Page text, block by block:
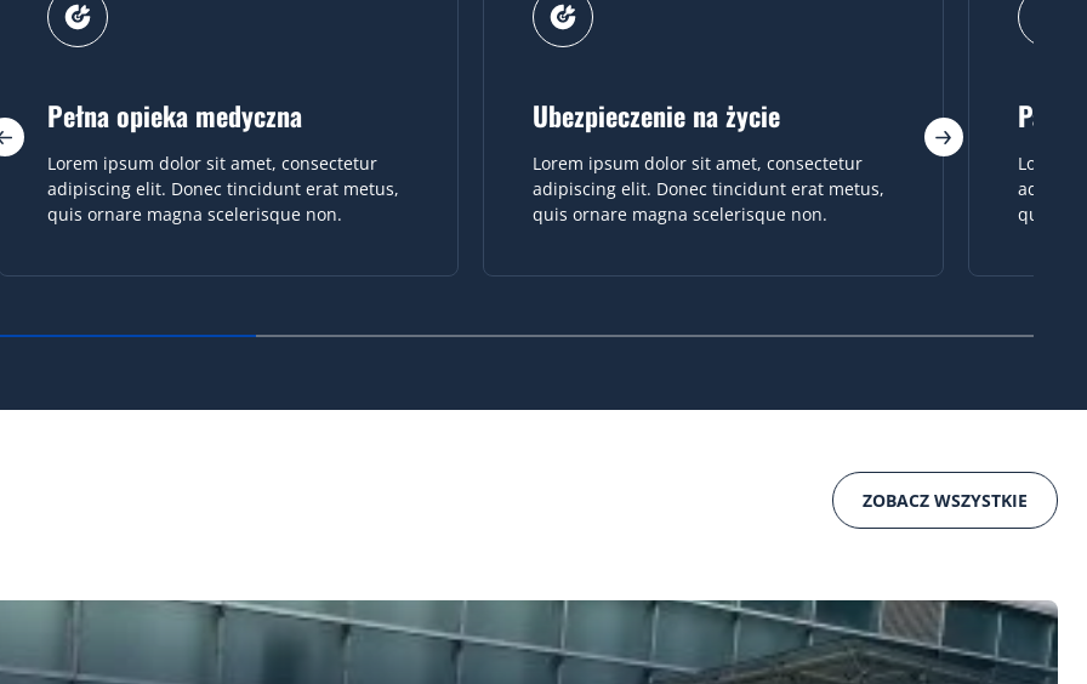
Ubezpieczenie na życie
Lorem ipsum dolor sit amet, consectetur
adipiscing elit. Donec tincidunt erat metus,
quis ornare magna scelerisque non.
Pakiet ZFŚS
Lorem ipsum dolor sit amet, consectetur
adipiscing elit. Donec tincidunt erat metus,
quis ornare magna scelerisque non.
Lorem
quis
ZOBACZ WSZYSTKIE